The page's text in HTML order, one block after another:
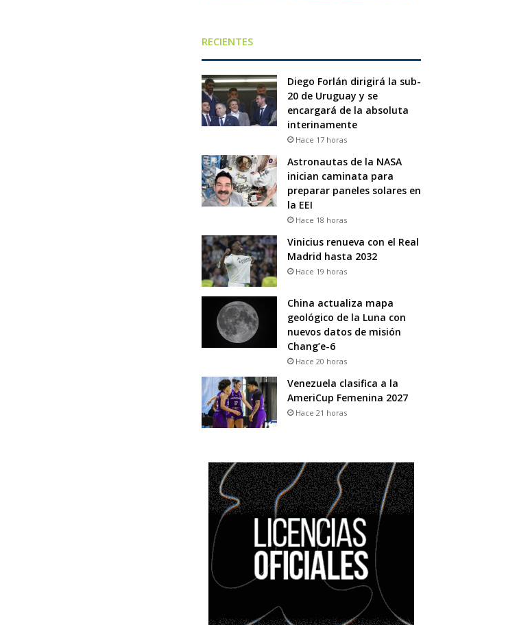
RECIENTES
Diego Forlán dirigirá la sub-
20 de Uruguay y se
encargará de la absoluta
interinamente
Hace 17 horas
Astronautas de la NASA
inician caminata para
preparar paneles solares en
la EEI
Hace 18 horas
Vinicius renueva con el Real
Madrid hasta 2032
Hace 19 horas
China actualiza mapa
geológico de la Luna con
nuevos datos de misión
Chang’e-6
Hace 20 horas
Venezuela clasifica a la
AmeriCup Femenina 2027
Hace 21 horas